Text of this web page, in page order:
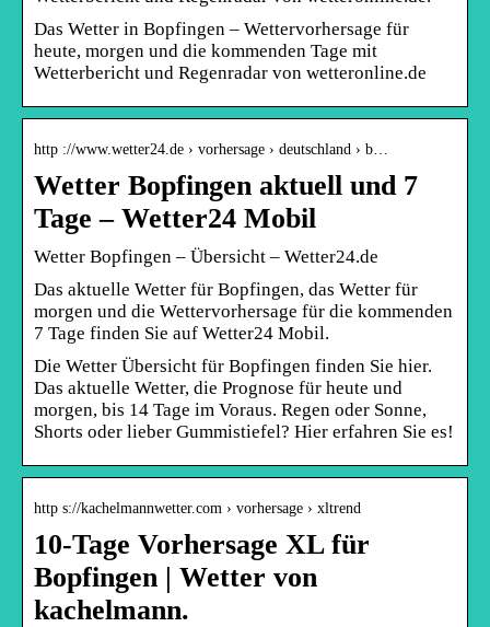
Das Wetter in Bopfingen – Wettervorhersage für
heute, morgen und die kommenden Tage mit
Wetterbericht und Regenradar von wetteronline.de
http ://www.wetter24.de › vorhersage › deutschland › b…
Wetter Bopfingen aktuell und 7
Tage – Wetter24 Mobil
Wetter Bopfingen – Übersicht – Wetter24.de
Das aktuelle Wetter für Bopfingen, das Wetter für
morgen und die Wettervorhersage für die kommenden
7 Tage finden Sie auf Wetter24 Mobil.
Die Wetter Übersicht für Bopfingen finden Sie hier.
Das aktuelle Wetter, die Prognose für heute und
morgen, bis 14 Tage im Voraus. Regen oder Sonne,
Shorts oder lieber Gummistiefel? Hier erfahren Sie es!
http s://kachelmannwetter.com › vorhersage › xltrend
10-Tage Vorhersage XL für
Bopfingen | Wetter von
kachelmann.